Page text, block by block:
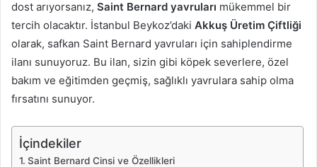
dost arıyorsanız, Saint Bernard yavruları mükemmel bir
tercih olacaktır. İstanbul Beykoz’daki Akkuş Üretim Çiftliği
olarak, safkan Saint Bernard yavruları için sahiplendirme
ilanı sunuyoruz. Bu ilan, sizin gibi köpek severlere, özel
bakım ve eğitimden geçmiş, sağlıklı yavrulara sahip olma
fırsatını sunuyor.
İçindekiler
Saint Bernard Cinsi ve Özellikleri